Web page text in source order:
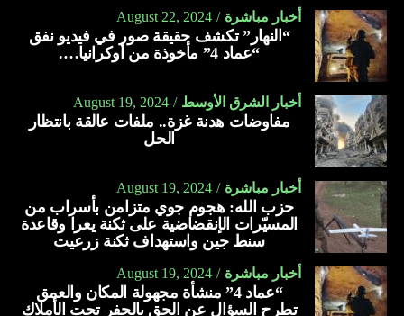
أخبار مباشرة August 22, 2024
“النهار” تكشف حقيقة صور في فيديو نفق
“عماد 4” مأخوذة من أوكرانيا….
أخبار الشرق الأوسط August 19, 2024
مفاوضات هدنة غزة.. ملفات عالقة بانتظار
الحل
أخبار مباشرة August 19, 2024
حزب الله: هجوم جوي متزامن بأسراب من
المسيّرات الإنقضاضية على ثكنة يعرا وقاعدة
سنط جين واستهداف ثكنة زرعيت
أخبار مباشرة August 19, 2024
“عماد 4” منشأة مجهولة المكان والعمق
تطرح السؤال عن الحق بالحفر تحت الأملاك